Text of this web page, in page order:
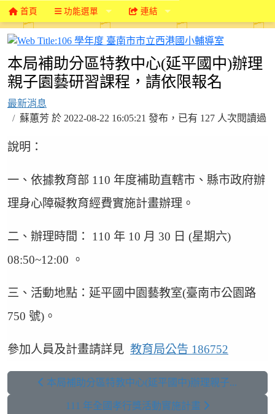
首頁 功能選單 連結
本局補助分區特教中心(延平國中)辦理
親子園藝研習課程，請依限報名
最新消息
蘇蕙芳 於 2022-08-22 16:05:21 發布，已有 127 人次閱讀過
說明：
一、依據教育部 110 年度補助直轄市、縣市政府辦
理身心障礙教育經費實施計畫辦理。
二、辦理時間： 110 年 10 月 30 日 (星期六)
08:50~12:00 。
三、活動地點：延平國中園藝教室(臺南市公園路
750 號)。
參加人員及計畫請詳見 教育局公告 186752
本局補助分區特教中心(延平國中)辦理親子...
111 年全國孝行獎活動實施計畫